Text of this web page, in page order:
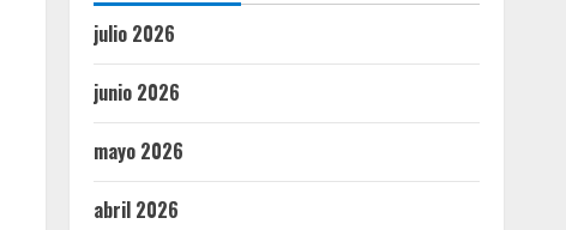
julio 2026
junio 2026
mayo 2026
abril 2026